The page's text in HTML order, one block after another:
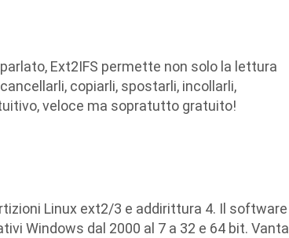
Ext2IFS permette non solo la lettura
copiarli, spostarli, incollarli,
veloce ma sopratutto gratuito!
Linux ext2/3 e addirittura 4. Il software
Windows dal 2000 al 7 a 32 e 64 bit. Vanta